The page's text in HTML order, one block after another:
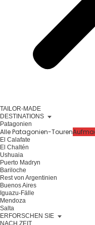
TAILOR-MADE
DESTINATIONS
Patagonien
Alle Patagonien-Touren
El Calafate
El Chaltén
Ushuaia
Puerto Madryn
Bariloche
Rest von Argentinien
Buenos Aires
Iguazu-Fälle
Mendoza
Salta
ERFORSCHEN SIE
NACH ZEIT